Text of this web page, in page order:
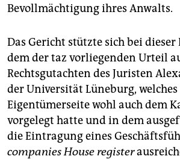
Bevollmächtigung ihres Anwalts.
Das Gericht stützte sich bei
dem der taz vorliegenden Urteil
Rechtsgutachten des Juristen
der Universität Lüneburg, welches
Eigentümerseite wohl auch dem
vorgelegt hatte und in dem
die Eintragung eines
companies House register